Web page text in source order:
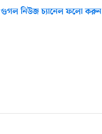
নিউজ চ্যানেল ফলো করুন